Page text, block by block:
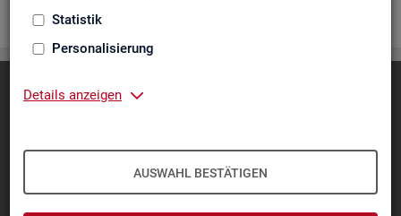
Statistik
Personalisierung
Details anzeigen
AUSWAHL BESTÄTIGEN
IN­TER­AK­TI­VE STA­TIS­TI­KEN
GRUND­LA­GEN